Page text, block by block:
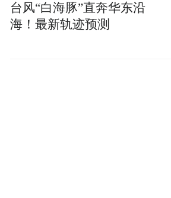
台风“白海豚”直奔华东沿
海！最新轨迹预测